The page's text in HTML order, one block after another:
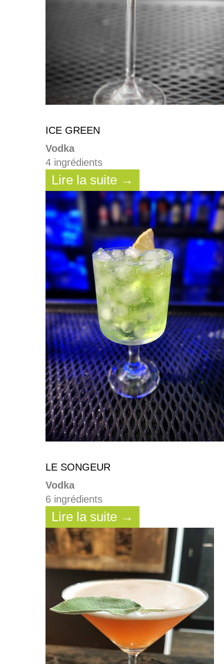
ICE GREEN
Vodka
4 ingrédients
Lire la suite →
LE SONGEUR
Vodka
6 ingrédients
Lire la suite →